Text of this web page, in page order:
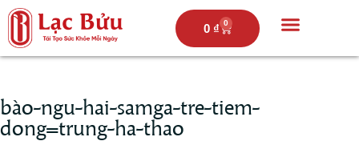
0 ₫ 0
bào-ngu-hai-samga-tre-tiem-
dong=trung-ha-thao